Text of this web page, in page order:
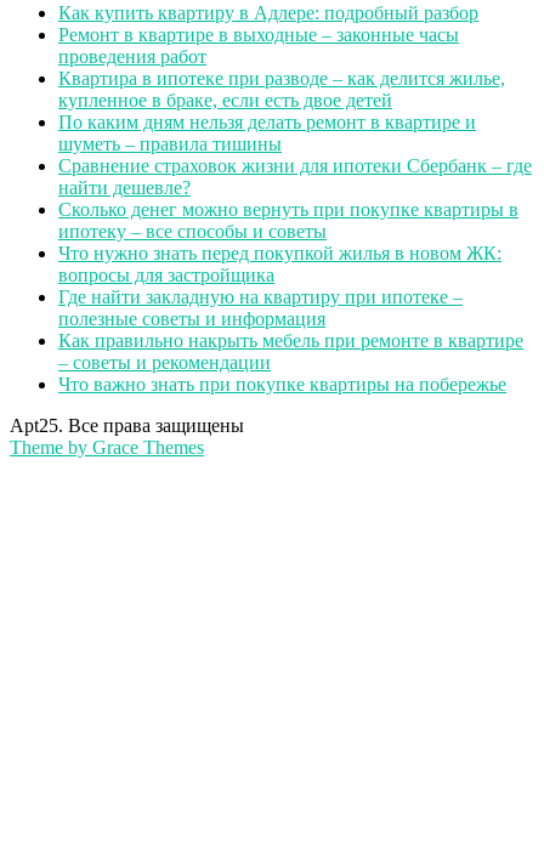
Как купить квартиру в Адлере: подробный разбор
Ремонт в квартире в выходные – законные часы
проведения работ
Квартира в ипотеке при разводе – как делится жилье,
купленное в браке, если есть двое детей
По каким дням нельзя делать ремонт в квартире и
шуметь – правила тишины
Сравнение страховок жизни для ипотеки Сбербанк – где
найти дешевле?
Сколько денег можно вернуть при покупке квартиры в
ипотеку – все способы и советы
Что нужно знать перед покупкой жилья в новом ЖК:
вопросы для застройщика
Где найти закладную на квартиру при ипотеке –
полезные советы и информация
Как правильно накрыть мебель при ремонте в квартире
– советы и рекомендации
Что важно знать при покупке квартиры на побережье
Apt25. Все права защищены
Theme by Grace Themes